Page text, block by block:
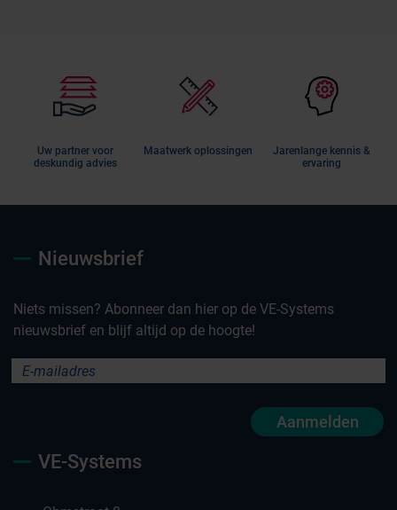
Uw partner voor
deskundig advies
Maatwerk oplossingen
Jarenlange kennis &
ervaring
Nieuwsbrief
Niets missen? Abonneer dan hier op de VE-Systems
nieuwsbrief en blijf altijd op de hoogte!
Aanmelden
VE-Systems